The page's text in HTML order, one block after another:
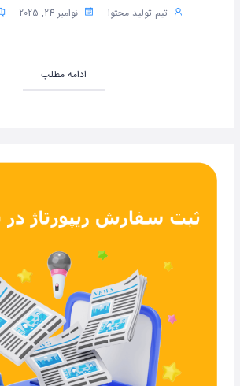
تیم تولید محتوا نوامبر 24, 2025
ادامه مطلب